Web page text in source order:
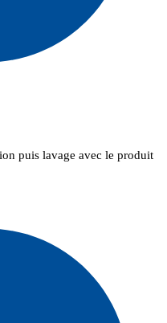
puis lavage avec le produit